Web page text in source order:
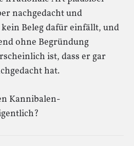
nachgedacht und
Beleg dafür einfällt, und
ohne Begründung
ist, dass er gar
hat.
Kannibalen-